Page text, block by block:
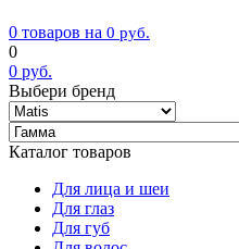
0 товаров на 0 руб.
0
0 руб.
Выбери бренд
Каталог товаров
Для лица и шеи
Для глаз
Для губ